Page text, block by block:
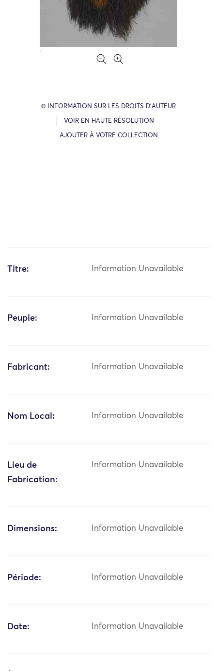
© INFORMATION SUR LES DROITS D’AUTEUR
VOIR EN HAUTE RÉSOLUTION
AJOUTER À VOTRE COLLECTION
Titre: Information Unavailable
Peuple: Information Unavailable
Fabricant: Information Unavailable
Nom Local: Information Unavailable
Lieu de
Fabrication:
Information Unavailable
Dimensions: Information Unavailable
Période: Information Unavailable
Date: Information Unavailable